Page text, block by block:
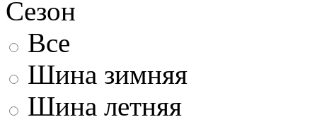
Сезон
Все
Шина зимняя
Шина летняя